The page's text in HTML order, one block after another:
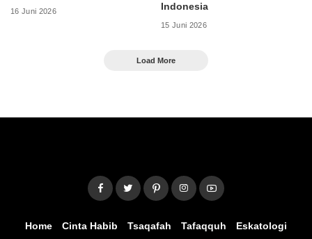
16 Juni 2026
Indonesia
15 Juni 2026
Load More
Home Cinta Habib Tsaqafah Tafaqquh
Eskatologi